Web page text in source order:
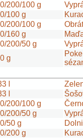
200/100 g
100 g
200/100 g
160 g
200/50 g
g
l
l
200/100 g
200/50 g
50 g
200 g